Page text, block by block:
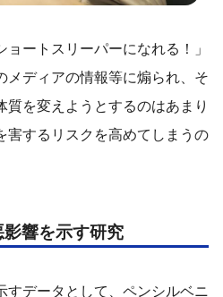
ョートスリーパーになれる！」
メディアの情報等に煽られ、そ
を変えようとするのはあまり
害するリスクを高めてしまうの
響を示す研究
すデータとして、ペンシルベニ